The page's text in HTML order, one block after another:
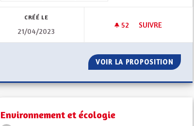
CRÉÉ LE
21/04/2023
52 52 ABONNÉS
SUIVRE
TRANSPORT
VOIR LA PROPOSITION
Environnement et écologie